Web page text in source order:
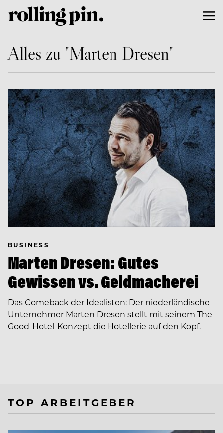
Alles zu "Marten Dresen"
BUSINESS
Marten Dresen: Gutes
Gewissen vs. Geldmacherei
Das Comeback der Idealisten: Der niederländische
Unternehmer Marten Dresen stellt mit seinem The-
Good-Hotel-Konzept die Hotellerie auf den Kopf.
TOP ARBEITGEBER